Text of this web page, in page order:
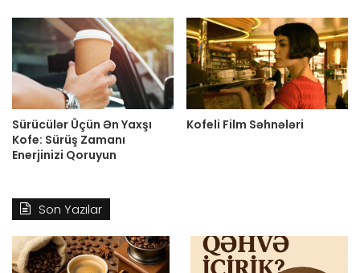
Sürücülər Üçün Ən Yaxşı
Kofe: Sürüş Zamanı
Enerjinizi Qoruyun
Kofeli Film Səhnələri
Son Yazılar